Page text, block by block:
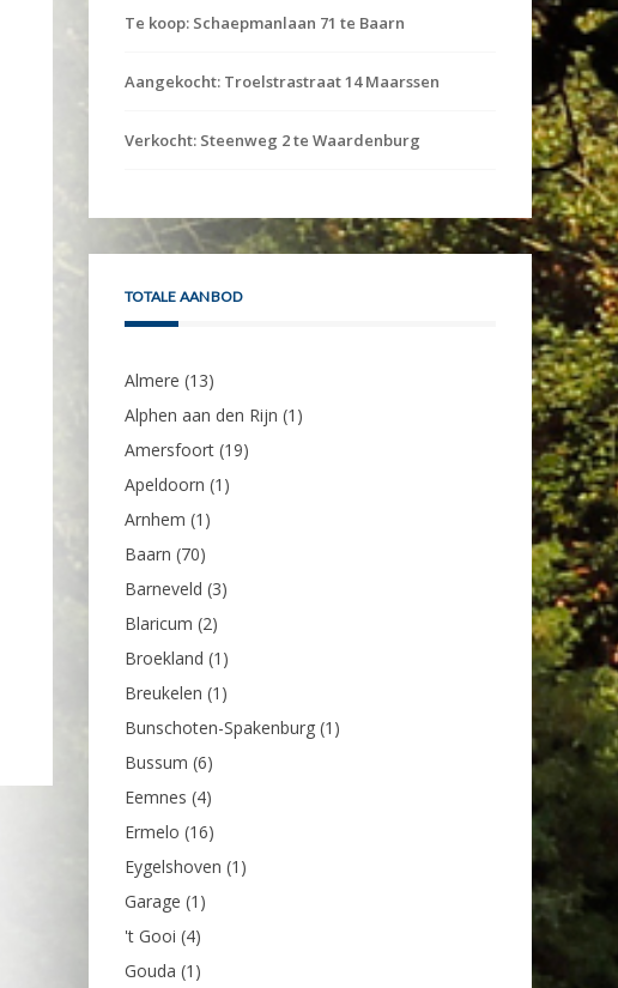
Te koop: Schaepmanlaan 71 te Baarn
Aangekocht: Troelstrastraat 14 Maarssen
Verkocht: Steenweg 2 te Waardenburg
TOTALE AANBOD
Almere (13)
Alphen aan den Rijn (1)
Amersfoort (19)
Apeldoorn (1)
Arnhem (1)
Baarn (70)
Barneveld (3)
Blaricum (2)
Broekland (1)
Breukelen (1)
Bunschoten-Spakenburg (1)
Bussum (6)
Eemnes (4)
Ermelo (16)
Eygelshoven (1)
Garage (1)
't Gooi (4)
Gouda (1)